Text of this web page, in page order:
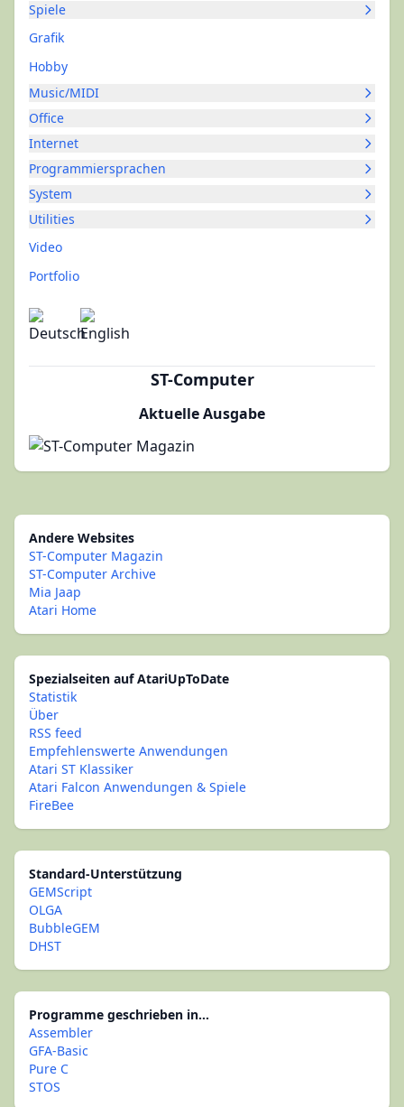
Spiele
Grafik
Hobby
Music/MIDI
Office
Internet
Programmiersprachen
System
Utilities
Video
Portfolio
ST-Computer
Aktuelle Ausgabe
Andere Websites
ST-Computer Magazin
ST-Computer Archive
Mia Jaap
Atari Home
Spezialseiten auf AtariUpToDate
Statistik
Über
RSS feed
Empfehlenswerte Anwendungen
Atari ST Klassiker
Atari Falcon Anwendungen & Spiele
FireBee
Standard-Unterstützung
GEMScript
OLGA
BubbleGEM
DHST
Programme geschrieben in...
Assembler
GFA-Basic
Pure C
STOS